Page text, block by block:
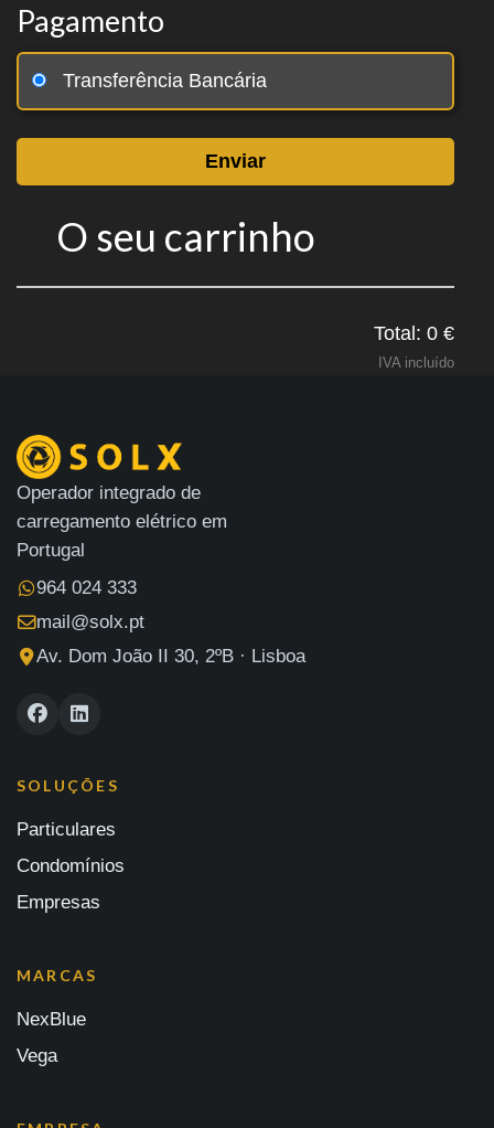
Pagamento
Transferência Bancária
Enviar
O seu carrinho
Total: 0 €
IVA incluído
Operador integrado de
carregamento elétrico em
Portugal
964 024 333
mail@solx.pt
Av. Dom João II 30, 2ºB · Lisboa
SOLUÇÕES
Particulares
Condomínios
Empresas
MARCAS
NexBlue
Vega